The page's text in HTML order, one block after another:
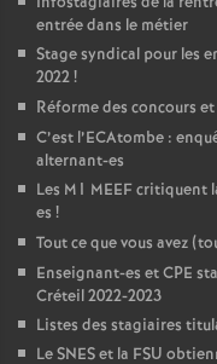
entrée dans le métier
Stage syndical pour les
2022!
Réforme des concours
C’est l’ECAtombe :
alternant-es
Les M1 MEEFcritiquent
es !
Tout ce que vous avez
Enseignant-es etCPE
Créteil 2022-2023
Listes des stagiaires
LeSNESet la FSU